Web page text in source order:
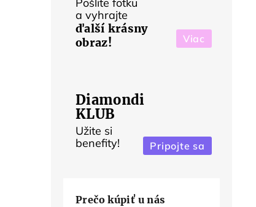
Pošlite fotku
a vyhrajte
ďalší krásny
obraz!
Viac
Diamondi
KLUB
Užite si
benefity!
Pripojte sa
Prečo kúpiť u nás